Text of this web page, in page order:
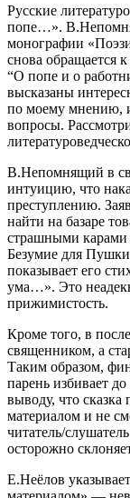
Русские
попе…».
монографии
снова обращается
“О попе и о
высказаны
по моему мнению,
вопросы.
В.Непомнящий в
интуицию, что
преступлению.
найти на базаре
страшными
Безумие для
показывает его
ума…». Это
прижимистость.
Кроме того, в
священником, а
Таким образом,
парень избивает
выводу, что
материалом и не
читатель/
осторожно
Е.Неёлов